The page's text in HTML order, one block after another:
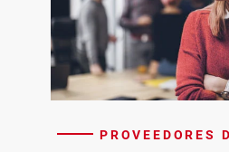
PROVEEDORES